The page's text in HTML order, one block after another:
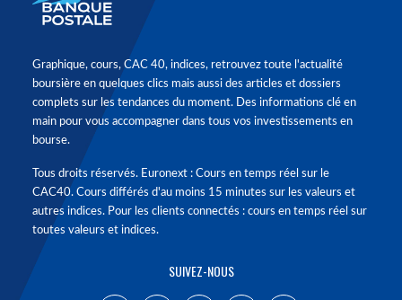
Graphique, cours, CAC 40, indices, retrouvez toute l'actualité
boursière en quelques clics mais aussi des articles et dossiers
complets sur les tendances du moment. Des informations clé en
main pour vous accompagner dans tous vos investissements en
bourse.
Tous droits réservés. Euronext : Cours en temps réel sur le
CAC40. Cours différés d'au moins 15 minutes sur les valeurs et
autres indices. Pour les clients connectés : cours en temps réel sur
toutes valeurs et indices.
SUIVEZ-NOUS